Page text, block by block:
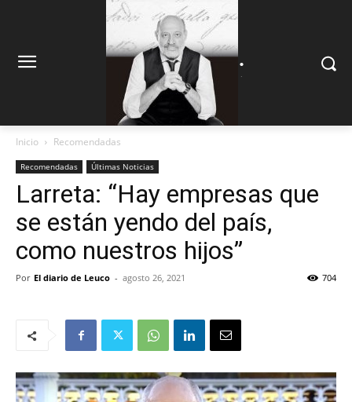
.
Inicio Recomendadas
Recomendadas Últimas Noticias
Larreta: “Hay empresas que
se están yendo del país,
como nuestros hijos”
Por El diario de Leuco - agosto 26, 2021 704